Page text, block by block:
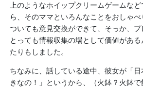
上のようなホイップクリームゲームな
ら、そのママといろんなことをおしゃ
ついても意見交換ができて、そっか、
とっても情報収集の場として価値があ
たりもしました。
ちなみに、話している途中、彼女が「
きなの！」というから、（火鉢？火鉢